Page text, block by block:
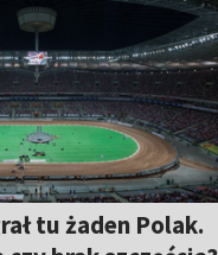
tu żaden Polak.